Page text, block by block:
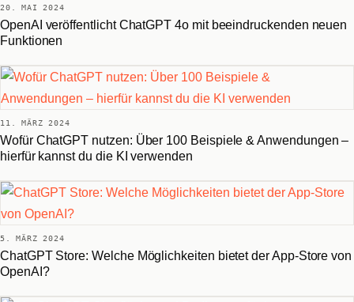
20. MAI 2024
OpenAI veröffentlicht ChatGPT 4o mit beeindruckenden neuen
Funktionen
11. MÄRZ 2024
Wofür ChatGPT nutzen: Über 100 Beispiele & Anwendungen –
hierfür kannst du die KI verwenden
5. MÄRZ 2024
ChatGPT Store: Welche Möglichkeiten bietet der App-Store von
OpenAI?